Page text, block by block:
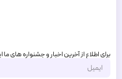
برای اطلاع از آخرین اخبار و جشنواره های ما